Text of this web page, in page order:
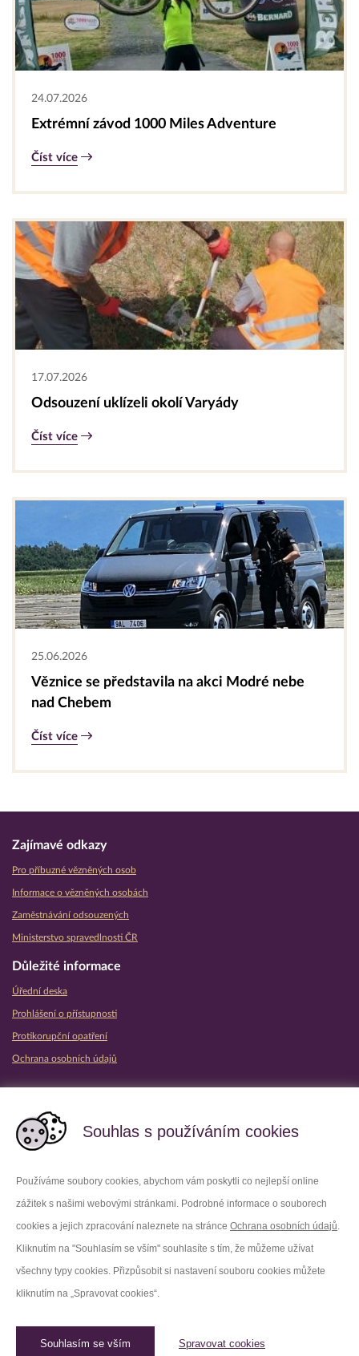
Souhlas s používáním cookies
Používáme soubory cookies, abychom vám poskytli co nejlepší online
zážitek s našimi webovými stránkami. Podrobné informace o souborech
cookies a jejich zpracování naleznete na stránce Ochrana osobních údajů.
Kliknutím na "Souhlasím se vším" souhlasíte s tím, že můžeme užívat
všechny typy cookies. Přizpůsobit si nastavení souboru cookies můžete
kliknutím na „Spravovat cookies“.
Souhlasím se vším Spravovat cookies
24.07.2026
Extrémní závod 1000 Miles Adventure
Číst více
17.07.2026
Odsouzení uklízeli okolí Varyády
Číst více
25.06.2026
Věznice se představila na akci Modré nebe
nad Chebem
Číst více
Zajímavé odkazy
Pro příbuzné vězněných osob
Informace o vězněných osobách
Zaměstnávání odsouzených
Ministerstvo spravedlnosti ČR
Důležité informace
Úřední deska
Prohlášení o přístupnosti
Protikorupční opatření
Ochrana osobních údajů
Facebook Youtube
LinkedIn